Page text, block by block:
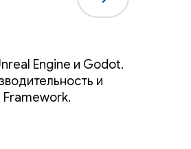
Engine и Godot.
и
Framework.